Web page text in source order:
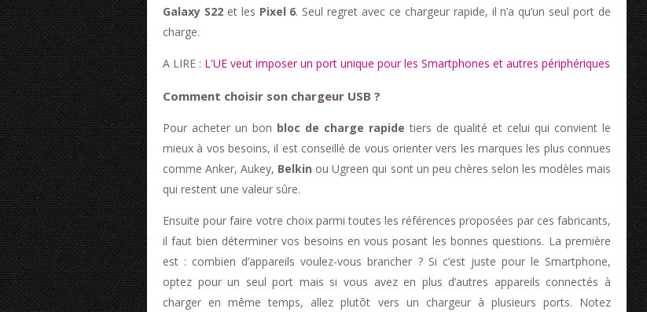
Galaxy S22et les Pixel 6. Seul regret avec ce chargeur rapide, il n’a qu’un seul port de
charge.
A LIRE : L'UE veut imposer un port unique pour les Smartphones et autres périphériques
Comment choisir son chargeur USB ?
Pour acheter un bon bloc de charge rapide tiers de qualité et celui qui convient le
mieux à vos besoins, il est conseillé de vous orienter vers les marques les plus connues
comme Anker, Aukey, Belkin ou Ugreen qui sont un peu chères selon les modèles mais
qui restent une valeur sûre.
Ensuite pour faire votre choix parmi toutes les références proposées par ces fabricants,
il faut bien déterminer vos besoins en vous posant les bonnes questions. La première
est : combien d’appareils voulez-vous brancher ? Si c’est juste pour le Smartphone,
optez pour un seul port mais si vous avez en plus d’autres appareils connectés à
charger en même temps, allez plutôt vers un chargeur à plusieurs ports. Notez